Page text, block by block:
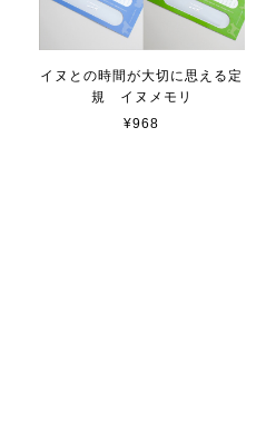
イヌとの時間が大切に思える定
規 イヌメモリ
¥968